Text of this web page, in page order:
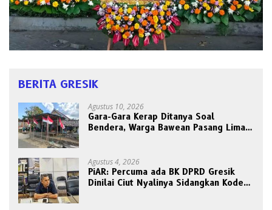
BERITA GRESIK
Agustus 10, 2026
Gara-Gara Kerap Ditanya Soal
Bendera, Warga Bawean Pasang Lima
Agustus 4, 2026
PiAR: Percuma ada BK DPRD Gresik
Dinilai Ciut Nyalinya Sidangkan Kode